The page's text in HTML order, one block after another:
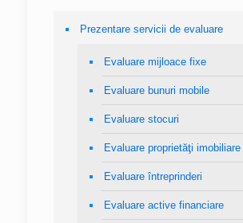
Prezentare servicii de evaluare
Evaluare mijloace fixe
Evaluare bunuri mobile
Evaluare stocuri
Evaluare proprietăţi imobiliare
Evaluare întreprinderi
Evaluare active financiare